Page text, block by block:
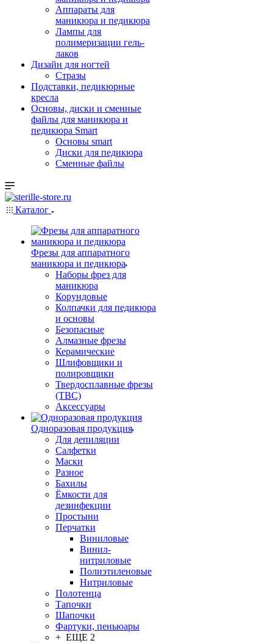
Аппараты для
маникюра и педикюра
Лампы для
полимеризации гель-
лаков
Дизайн для ногтей
Стразы
Подставки, педикюрные
кресла
Основы, диски и сменные
файлы для маникюра и
педикюра Smart
Основы smart
Диски для педикюра
Сменные файлы
Каталог
Фрезы для аппаратного
маникюра и педикюра
Наборы фрез для
маникюра
Корундовые
Колпачки для педикюра
и основы
Безопасные
Алмазные фрезы
Керамические
Шлифовщики и
полировщики
Твердосплавные фрезы
(ТВС)
Аксессуары
Одноразовая продукция
Для депиляции
Салфетки
Маски
Разное
Бахилы
Ёмкости для
дезинфекции
Простыни
Перчатки
Виниловые
Винил-
нитриловые
Полиэтиленовые
Нитриловые
Полотенца
Тапочки
Шапочки
Фартуки, пеньюары
+ ЕЩЕ 2